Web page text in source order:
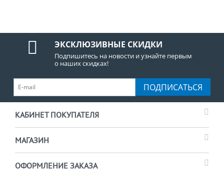
ЭКСКЛЮЗИВНЫЕ СКИДКИ
Подпишитесь на новости и узнайте первым
о наших скидках!
ПОДПИСАТЬСЯ
КАБИНЕТ ПОКУПАТЕЛЯ
МАГАЗИН
ОФОРМЛЕНИЕ ЗАКАЗА